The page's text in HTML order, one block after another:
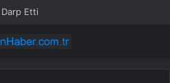
Darp Etti